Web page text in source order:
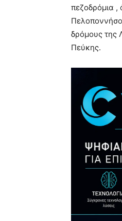
πεζοδρόμια
δρόμους της
Πεύκης.